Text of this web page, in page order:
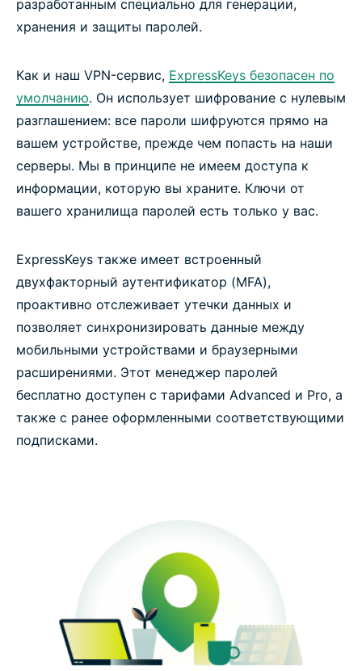
разработанным специально для генерации,
хранения и защиты паролей.
Как и наш VPN-сервис, ExpressKeys безопасен по
умолчанию. Он использует шифрование с нулевым
разглашением: все пароли шифруются прямо на
вашем устройстве, прежде чем попасть на наши
серверы. Мы в принципе не имеем доступа к
информации, которую вы храните. Ключи от
вашего хранилища паролей есть только у вас.
ExpressKeys также имеет встроенный
двухфакторный аутентификатор (MFA),
проактивно отслеживает утечки данных и
позволяет синхронизировать данные между
мобильными устройствами и браузерными
расширениями. Этот менеджер паролей
бесплатно доступен с тарифами Advanced и Pro, а
также с ранее оформленными соответствующими
подписками.